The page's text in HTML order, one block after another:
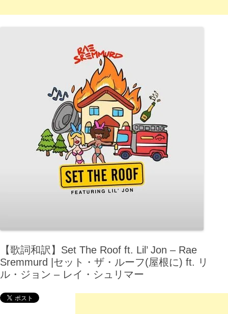
【歌詞和訳】Set The Roof ft. Lil’ Jon – Rae
Sremmurd |セット・ザ・ルーフ(屋根に) ft. リ
ル・ジョン – レイ・シュリマー